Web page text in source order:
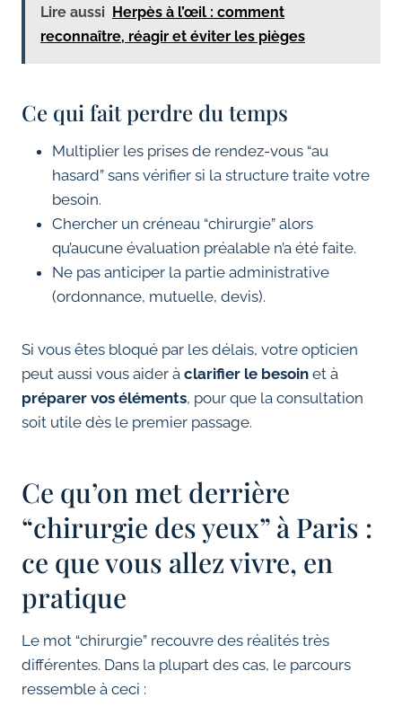
Lire aussi Herpès à l’œil : comment
reconnaître, réagir et éviter les pièges
Ce qui fait perdre du temps
Multiplier les prises de rendez-vous “au
hasard” sans vérifier si la structure traite votre
besoin.
Chercher un créneau “chirurgie” alors
qu’aucune évaluation préalable n’a été faite.
Ne pas anticiper la partie administrative
(ordonnance, mutuelle, devis).
Si vous êtes bloqué par les délais, votre opticien
peut aussi vous aider à clarifier le besoin et à
préparer vos éléments, pour que la consultation
soit utile dès le premier passage.
Ce qu’on met derrière
“chirurgie des yeux” à Paris :
ce que vous allez vivre, en
pratique
Le mot “chirurgie” recouvre des réalités très
différentes. Dans la plupart des cas, le parcours
ressemble à ceci :